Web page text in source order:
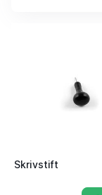
Skrivstift